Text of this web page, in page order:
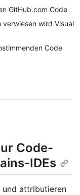
GitHub.com Code
wird Visual
Code
Code-
IDEs
attributieren